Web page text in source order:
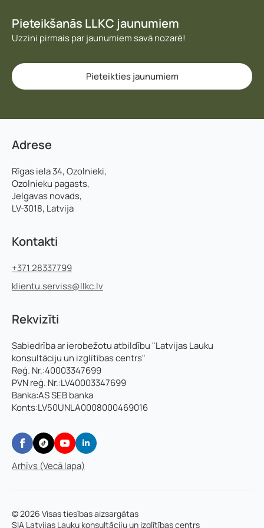
Pieteikšanās LLKC jaunumiem
Uzzini pirmais par jaunumiem savā nozarē!
Pieteikties jaunumiem
Adrese
Rīgas iela 34, Ozolnieki,
Ozolnieku pagasts,
Jelgavas novads,
LV-3018, Latvija
Kontakti
+371 28337799
klientu.serviss@llkc.lv
Rekvizīti
Sabiedrība ar ierobežotu atbildību "Latvijas Lauku
konsultāciju un izglītības centrs"
Reģ. Nr.:40003347699
PVN reģ. Nr.:LV40003347699
Banka:AS SEB banka
Konts:LV50UNLA0008000469016
Arhīvs (Vecā lapa)
© 2026 Visas tiesības aizsargātas
SIA Latvijas Lauku konsultāciju un izglītības centrs